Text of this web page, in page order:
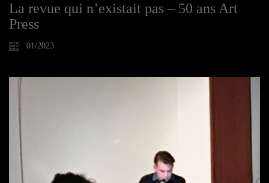
La revue qui n’existait pas – 50 ans Art
Press
01/2023